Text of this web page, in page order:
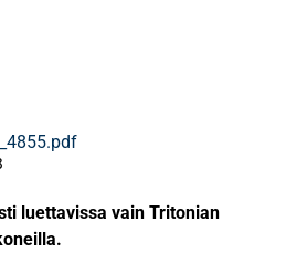
luettavissa vain Tritonian